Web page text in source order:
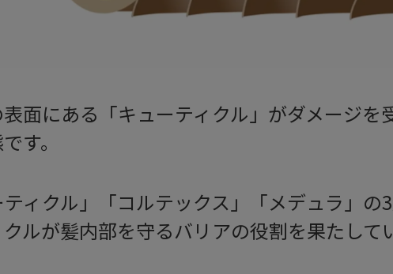
面にある「キューティクル」がダメージを
す。
ィクル」「コルテックス」「メデュラ」の3
ルが髪内部を守るバリアの役割を果たして